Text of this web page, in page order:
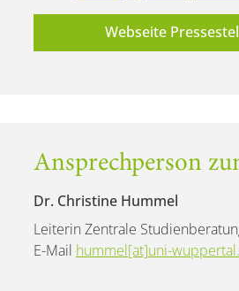
Webseite
Ansprechperson
Dr. Christine Hummel
Leiterin Zentrale
E-Mail hummel[at]uni-